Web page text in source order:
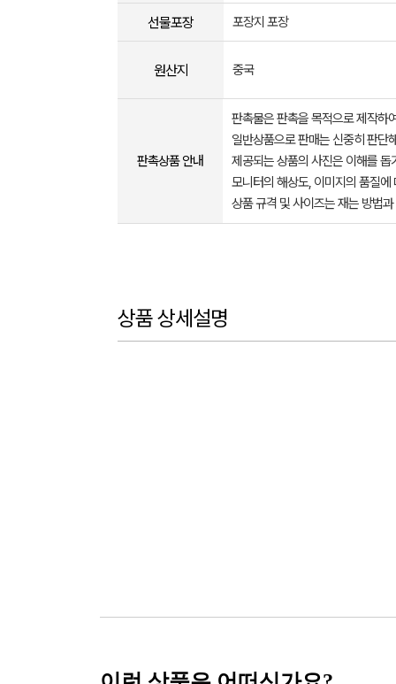
선물포장 포장지 포장
원산지 중국
판촉상품 안내
판촉물은 판촉을 목적으로 제작하
일반상품으로 판매는 신중히 판단
제공되는 상품의 사진은 이해를
모니터의 해상도, 이미지의 품질
상품 규격 및 사이즈는 재는 방법
상품 상세설명